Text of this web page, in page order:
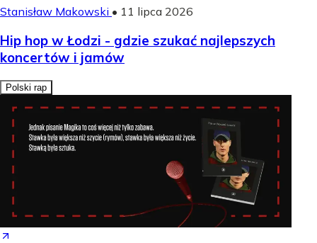
Stanisław Makowski • 11 lipca 2026
Hip hop w Łodzi - gdzie szukać najlepszych
koncertów i jamów
Polski rap